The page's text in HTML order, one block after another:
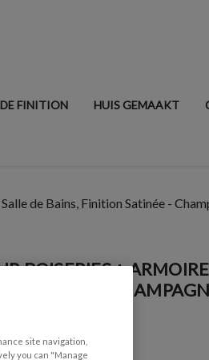
FINITION HUIS GEMAAKT
de Bains, Finition Satinée -
BOISERIES +
SATINÉE -
site navigation,
you can "Manage